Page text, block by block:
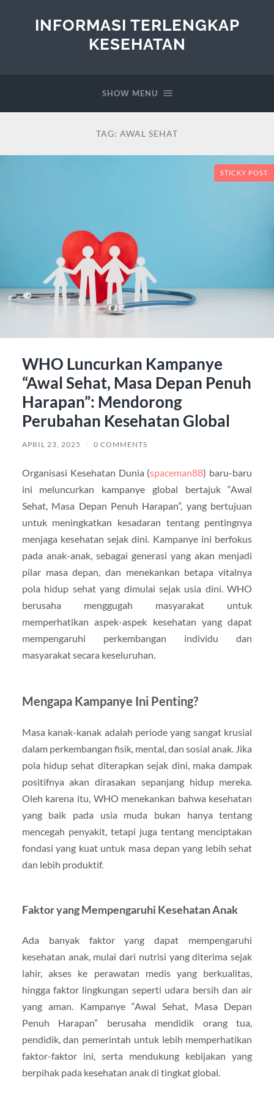
INFORMASI TERLENGKAP
KESEHATAN
SHOW MENU
TAG: AWAL SEHAT
STICKY POST
WHO Luncurkan Kampanye
“Awal Sehat, Masa Depan Penuh
Harapan”: Mendorong
Perubahan Kesehatan Global
APRIL 23, 2025 / 0 COMMENTS
Organisasi Kesehatan Dunia (spaceman88) baru-baru
ini meluncurkan kampanye global bertajuk “Awal
Sehat, Masa Depan Penuh Harapan”, yang bertujuan
untuk meningkatkan kesadaran tentang pentingnya
menjaga kesehatan sejak dini. Kampanye ini berfokus
pada anak-anak, sebagai generasi yang akan menjadi
pilar masa depan, dan menekankan betapa vitalnya
pola hidup sehat yang dimulai sejak usia dini. WHO
berusaha menggugah masyarakat untuk
memperhatikan aspek-aspek kesehatan yang dapat
mempengaruhi perkembangan individu dan
masyarakat secara keseluruhan.
Mengapa Kampanye Ini Penting?
Masa kanak-kanak adalah periode yang sangat krusial
dalam perkembangan fisik, mental, dan sosial anak. Jika
pola hidup sehat diterapkan sejak dini, maka dampak
positifnya akan dirasakan sepanjang hidup mereka.
Oleh karena itu, WHO menekankan bahwa kesehatan
yang baik pada usia muda bukan hanya tentang
mencegah penyakit, tetapi juga tentang menciptakan
fondasi yang kuat untuk masa depan yang lebih sehat
dan lebih produktif.
Faktor yang Mempengaruhi Kesehatan Anak
Ada banyak faktor yang dapat mempengaruhi
kesehatan anak, mulai dari nutrisi yang diterima sejak
lahir, akses ke perawatan medis yang berkualitas,
hingga faktor lingkungan seperti udara bersih dan air
yang aman. Kampanye “Awal Sehat, Masa Depan
Penuh Harapan” berusaha mendidik orang tua,
pendidik, dan pemerintah untuk lebih memperhatikan
faktor-faktor ini, serta mendukung kebijakan yang
berpihak pada kesehatan anak di tingkat global.